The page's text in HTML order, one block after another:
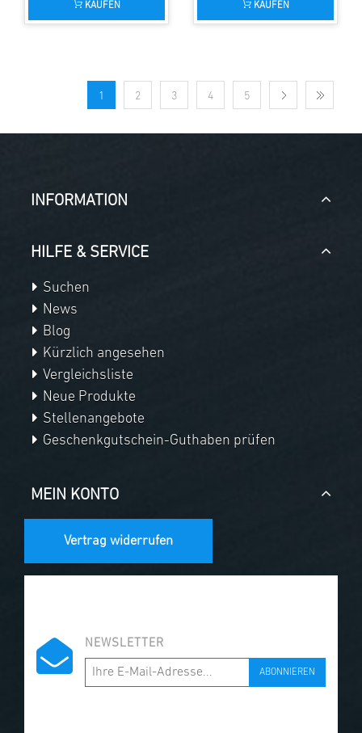
KAUFEN KAUFEN
1 2 3 4 5
INFORMATION
HILFE & SERVICE
Suchen
News
Blog
Kürzlich angesehen
Vergleichsliste
Neue Produkte
Stellenangebote
Geschenkgutschein-Guthaben prüfen
MEIN KONTO
Vertrag widerrufen
NEWSLETTER
ABONNIEREN